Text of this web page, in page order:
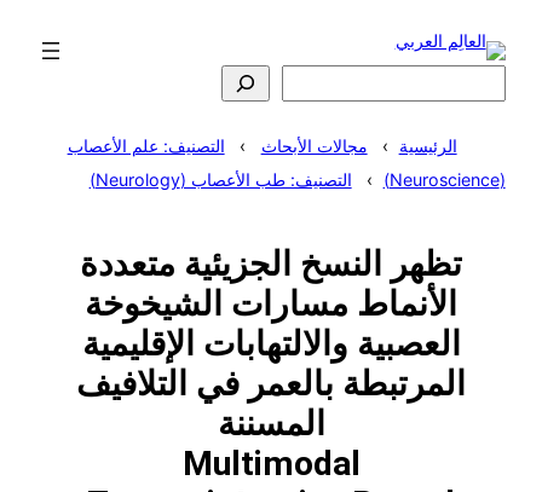
المحتوى
الرئيسية مجالات الأبحاث
التصنيف: علم الأعصاب
(Neuroscience)
التصنيف: طب الأعصاب (Neurology)
تظهر النسخ الجزيئية متعددة
الأنماط مسارات الشيخوخة
العصبية والالتهابات الإقليمية
المرتبطة بالعمر في التلافيف
المسننة
Multimodal